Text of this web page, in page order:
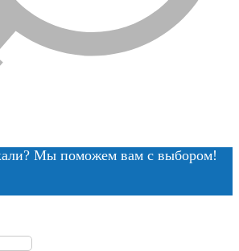
Мы поможем вам с выбором!